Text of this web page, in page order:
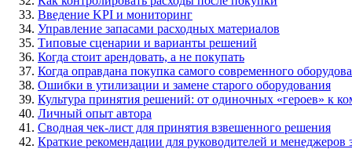
Введение KPI и мониторинг
Управление запасами расходных материалов
Типовые сценарии и варианты решений
Когда стоит арендовать, а не покупать
Когда оправдана покупка самого современного
Ошибки в утилизации и замене старого оборудования
Культура принятия решений: от одиночных «героев» к
Личный опыт автора
Сводная чек-лист для принятия взвешенного решения
Краткие рекомендации для руководителей и менеджеров